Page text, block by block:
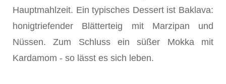
Hauptmahlzeit. Ein typisches Dessert ist Baklava:
honigtriefender Blätterteig mit Marzipan und
Nüssen. Zum Schluss ein süßer Mokka mit
Kardamom - so lässt es sich leben.